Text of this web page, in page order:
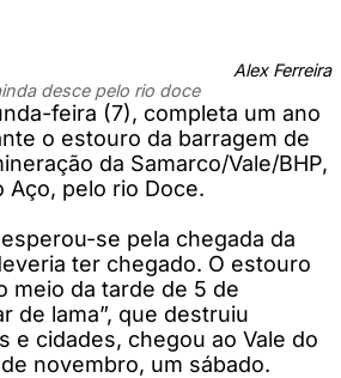
Alex Ferreira
desce pelo rio doce
feira (7), completa um ano
o estouro da barragem de
da Samarco/Vale/BHP,
Aço, pelo rio Doce.
se pela chegada da
ter chegado. O estouro
meio da tarde de 5 de
de lama”, que destruiu
e cidades, chegou ao Vale do
novembro, um sábado.